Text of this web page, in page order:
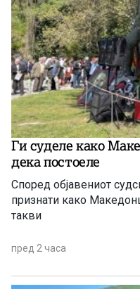
Ги суделе како
дека постоеле
Според објавениот
признати како
такви
пред 2 часа